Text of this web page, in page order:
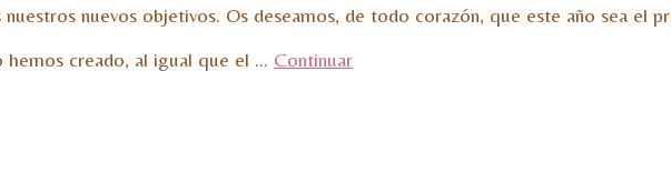
nuevos objetivos. Os deseamos, de todo corazón, que este año sea el
hemos creado, al igual que el … Continuar